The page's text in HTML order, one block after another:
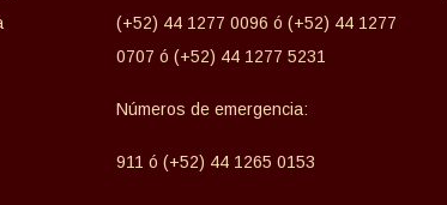
(+52) 44 1277 0096 ó (+52) 44 1277
0707 ó (+52) 44 1277 5231
Números de emergencia:
911 ó (+52) 44 1265 0153